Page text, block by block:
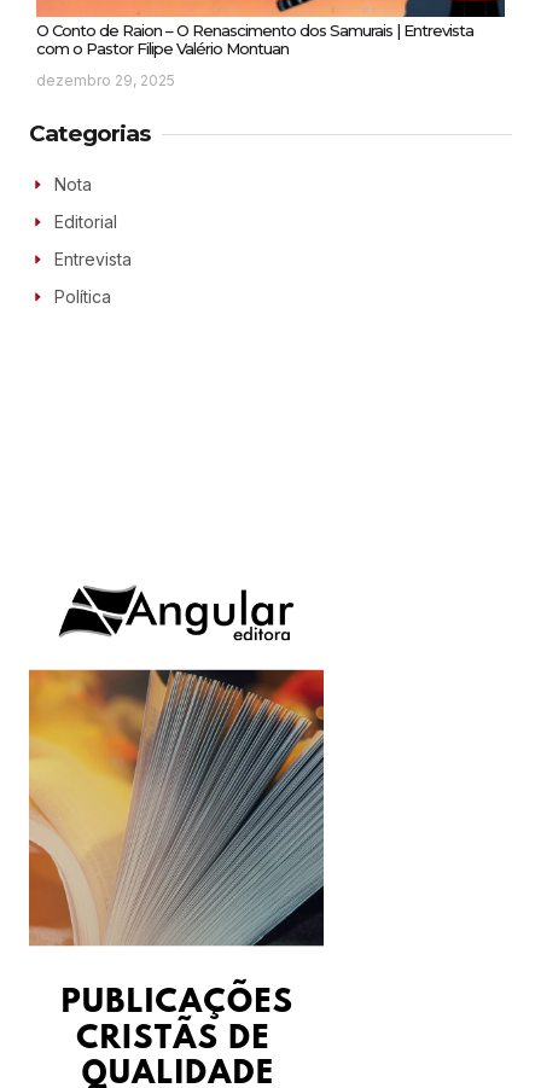
O Conto de Raion – O Renascimento dos Samurais | Entrevista
com o Pastor Filipe Valério Montuan
dezembro 29, 2025
Categorias
Nota
Editorial
Entrevista
Política